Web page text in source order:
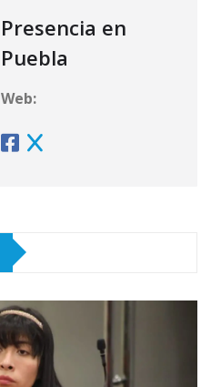
Presencia en
Puebla
Web: